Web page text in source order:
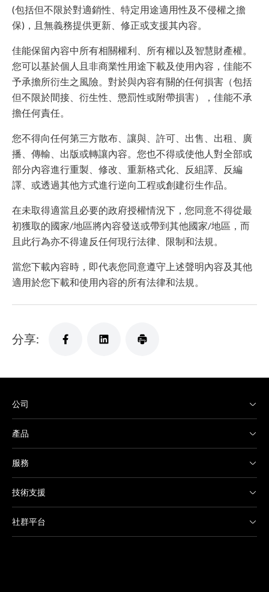
(包括但不限於對適銷性、特定用途適用性及不侵權之擔
保)，且無義務提供更新、修正或支援其內容。
佳能保留內容中所有相關權利、所有權以及智慧財產權。
您可以基於個人且非商業性用途下載及使用內容，佳能不
予承擔所衍生之風險。對於與內容有關的任何損害（包括
但不限於間接、衍生性、懲罰性或附帶損害），佳能不承
擔任何責任。
您不得向任何第三方散布、讓與、許可、出售、出租、廣
播、傳輸、出版或轉讓內容。您也不得或使他人對全部或
部分內容進行重製、修改、重新格式化、反組譯、反編
譯、或透過其他方式進行逆向工程或創建衍生作品。
在未取得適當且必要的政府授權情況下，您同意不得從最
初獲取的國家/地區將內容發送或帶到其他國家/地區，而
且此行為亦不得違反任何現行法律、限制和法規。
當您下載內容時，即代表您同意遵守上述聲明內容及其他
適用於您下載和使用內容的所有法律和法規。
分享:
公司
產品
服務
技術支援
社群平台